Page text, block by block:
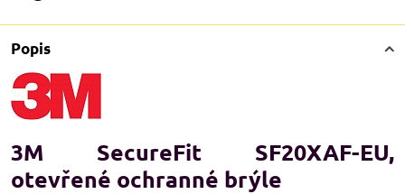
Popis
3M SecureFit SF20XAF-EU,
otevřené ochranné brýle